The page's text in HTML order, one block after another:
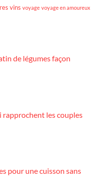
vins voyage voyage en amoureux
de légumes façon
rapprochent les couples
pour une cuisson sans